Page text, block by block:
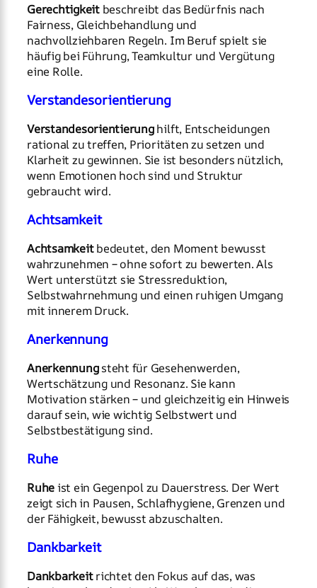
Gerechtigkeitbeschreibt das Bedürfnis nach
Fairness, Gleichbehandlung und
nachvollziehbaren Regeln. Im Beruf spielt sie
häufig bei Führung, Teamkultur und Vergütung
eine Rolle.
Verstandesorientierung
Verstandesorientierunghilft, Entscheidungen
rational zu treffen, Prioritäten zu setzen und
Klarheit zu gewinnen. Sie ist besonders nützlich,
wenn Emotionen hoch sind und Struktur
gebraucht wird.
Achtsamkeit
Achtsamkeitbedeutet, den Moment bewusst
wahrzunehmen – ohne sofort zu bewerten. Als
Wert unterstützt sie Stressreduktion,
Selbstwahrnehmung und einen ruhigen Umgang
mit innerem Druck.
Anerkennung
Anerkennungsteht für Gesehenwerden,
Wertschätzung und Resonanz. Sie kann
Motivation stärken – und gleichzeitig ein Hinweis
darauf sein, wie wichtig Selbstwert und
Selbstbestätigung sind.
Ruhe
Ruheist ein Gegenpol zu Dauerstress. Der Wert
zeigt sich in Pausen, Schlafhygiene, Grenzen und
der Fähigkeit, bewusst abzuschalten.
Dankbarkeit
Dankbarkeitrichtet den Fokus auf das, was